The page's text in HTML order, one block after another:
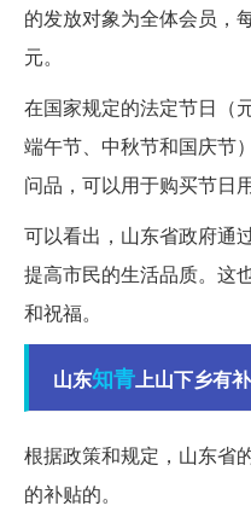
的发放对象为全体会员，
元。
在国家规定的法定节日（
端午节、中秋节和国庆节
问品，可以用于购买节日
可以看出，山东省政府通
提高市民的生活品质。这
和祝福。
山东知青上山下乡有
根据政策和规定，山东省
的补贴的。